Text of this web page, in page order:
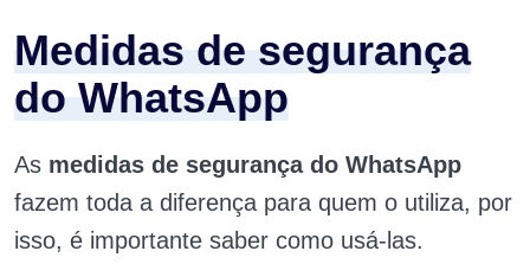
Medidas de segurança
do WhatsApp
As medidas de segurança do WhatsApp
fazem toda a diferença para quem o utiliza, por
isso, é importante saber como usá-las.